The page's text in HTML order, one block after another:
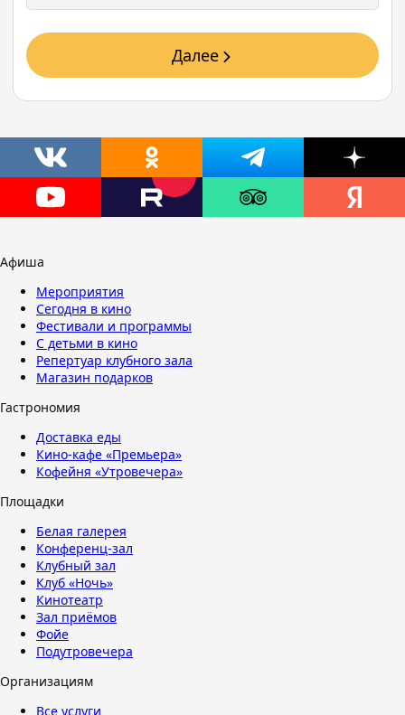
Далее
Афиша
Мероприятия
Сегодня в кино
Фестивали и программы
С детьми в кино
Репертуар клубного зала
Магазин подарков
Гастрономия
Доставка еды
Кино-кафе «Премьера»
Кофейня «Утровечера»
Площадки
Белая галерея
Конференц-зал
Клубный зал
Клуб «Ночь»
Кинотеатр
Зал приёмов
Фойе
Подутровечера
Организациям
Все услуги